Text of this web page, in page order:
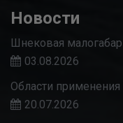
Новости
Шнековая
03.08.2026
Области
20.07.2026